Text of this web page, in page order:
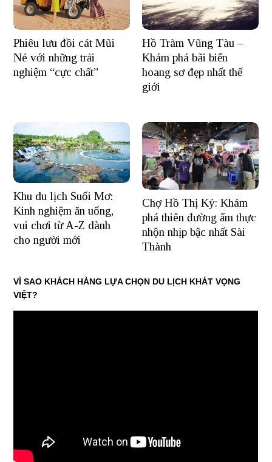
Phiêu lưu đồi cát Mũi
Né với những trải
nghiệm “cực chất”
Hồ Tràm Vũng Tàu –
Khám phá bãi biển
hoang sơ đẹp nhất thế
giới
Khu du lịch Suối Mơ:
Kinh nghiệm ăn uống,
vui chơi từ A-Z dành
cho người mới
Chợ Hồ Thị Kỷ: Khám
phá thiên đường ẩm thực
nhộn nhịp bậc nhất Sài
Thành
VÌ SAO KHÁCH HÀNG LỰA CHỌN DU LỊCH KHÁT VỌNG
VIỆT?